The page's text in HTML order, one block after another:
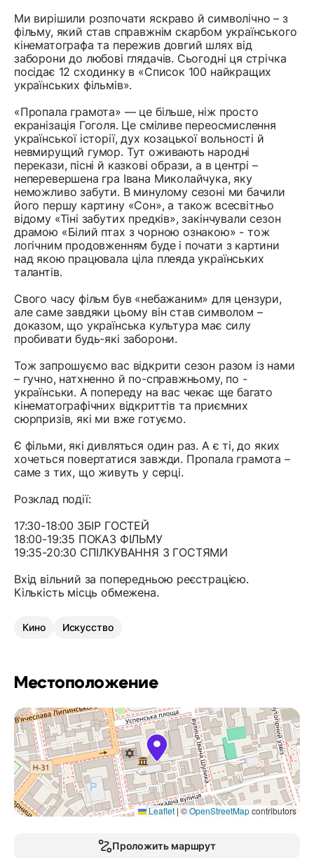
Ми вирішили розпочати яскраво й символічно – з
фільму, який став справжнім скарбом українського
кінематографа та пережив довгий шлях від
заборони до любові глядачів. Сьогодні ця стрічка
посідає 12 сходинку в «Список 100 найкращих
українських фільмів».
«Пропала грамота» — це більше, ніж просто
екранізація Гоголя. Це сміливе переосмислення
української історії, дух козацької вольності й
невмирущий гумор. Тут оживають народні
перекази, пісні й казкові образи, а в центрі –
неперевершена гра Івана Миколайчука, яку
неможливо забути. В минулому сезоні ми бачили
його першу картину «Сон», а також всесвітньо
відому «Тіні забутих предків», закінчували сезон
драмою «Білий птах з чорною ознакою» - тож
логічним продовженням буде і почати з картини
над якою працювала ціла плеяда українських
талантів.
Свого часу фільм був «небажаним» для цензури,
але саме завдяки цьому він став символом –
доказом, що українська культура має силу
пробивати будь-які заборони.
Тож запрошуємо вас відкрити сезон разом із нами
– гучно, натхненно й по-справжньому, по -
українськи. А попереду на вас чекає ще багато
кінематографічних відкриттів та приємних
сюрпризів, які ми вже готуємо.
Є фільми, які дивляться один раз. А є ті, до яких
хочеться повертатися завжди. Пропала грамота –
саме з тих, що живуть у серці.
Розклад події:
17:30-18:00 ЗБІР ГОСТЕЙ
18:00-19:35 ПОКАЗ ФІЛЬМУ
19:35-20:30 СПІЛКУВАННЯ З ГОСТЯМИ
Вхід вільний за попередньою реєстрацією.
Кількість місць обмежена.
Кино Искусство
Местоположение
Leaflet | ©OpenStreetMapcontributors
Проложить маршрут